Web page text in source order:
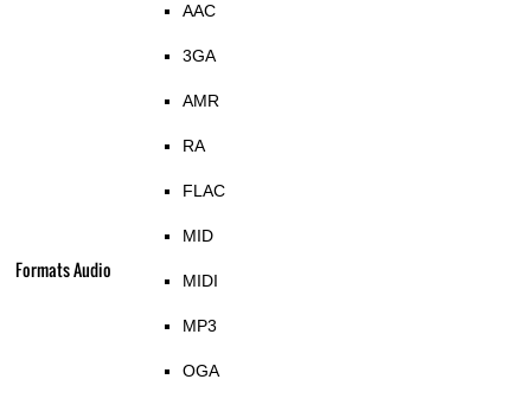
Formats Audio
AAC
3GA
AMR
RA
FLAC
MID
MIDI
MP3
OGA